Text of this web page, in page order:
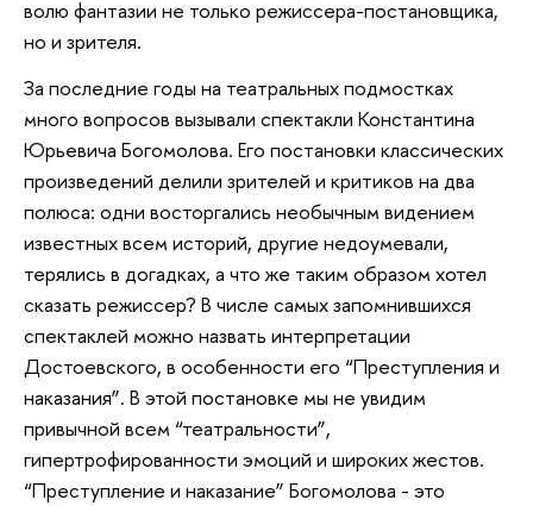
волю фантазии не только режиссера-постановщика,
но и зрителя.
За последние годы на театральных подмостках
много вопросов вызывали спектакли Константина
Юрьевича Богомолова. Его постановки классических
произведений делили зрителей и критиков на два
полюса: одни восторгались необычным видением
известных всем историй, другие недоумевали,
терялись в догадках, а что же таким образом хотел
сказать режиссер? В числе самых запомнившихся
спектаклей можно назвать интерпретации
Достоевского, в особенности его “Преступления и
наказания”. В этой постановке мы не увидим
привычной всем “театральности”,
гипертрофированности эмоций и широких жестов.
“Преступление и наказание” Богомолова - это